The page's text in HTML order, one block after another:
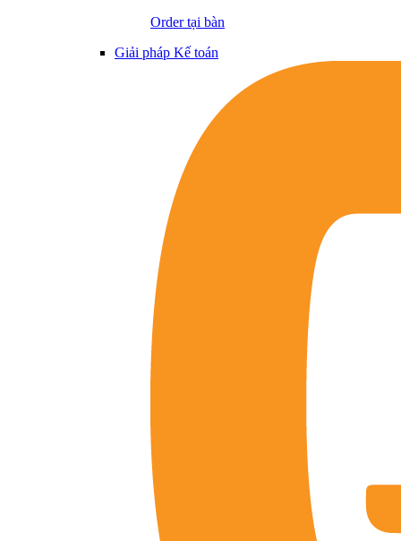
Order tại bàn
Giải pháp Kế toán